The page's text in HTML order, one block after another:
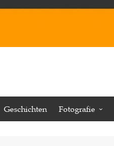
Geschichten Fotografie